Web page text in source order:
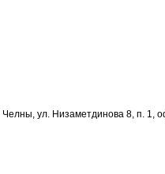
ул. Низаметдинова 8, п. 1,